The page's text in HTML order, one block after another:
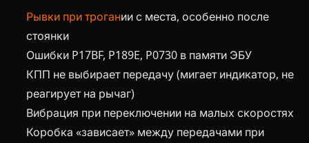
Рывки при трогании с места, особенно после
стоянки
Ошибки P17BF, P189E, P0730 в памяти ЭБУ
КПП не выбирает передачу (мигает индикатор, не
реагирует на рычаг)
Вибрация при переключении на малых скоростях
Коробка «зависает» между передачами при